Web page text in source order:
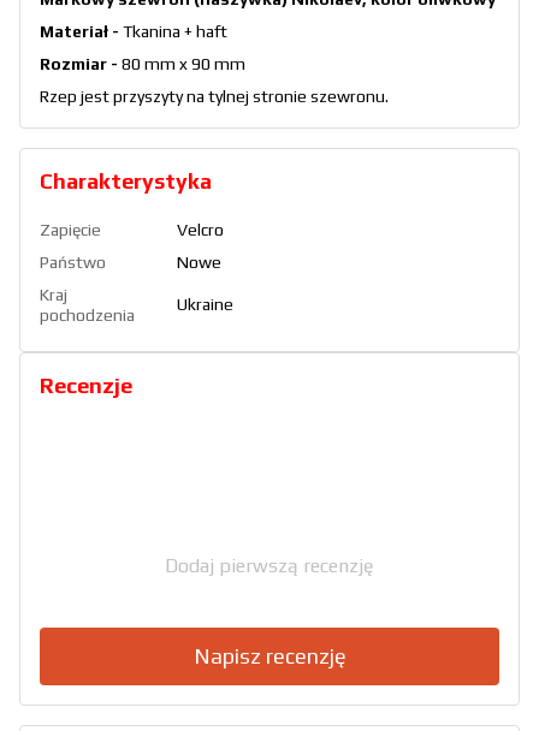
Materiał - Tkanina + haft
Rozmiar - 80 mm x 90 mm
Rzep jest przyszyty na tylnej stronie szewronu.
Charakterystyka
Zapięcie
Velcro
Państwo
Nowe
Kraj
pochodzenia
Ukraine
Recenzje
Dodaj pierwszą recenzję
Napisz recenzję